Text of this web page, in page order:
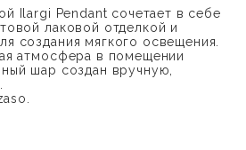
Ilargi Pendant сочетает в себе
лаковой отделкой и
создания мягкого освещения.
атмосфера в помещении
шар создан вручную,